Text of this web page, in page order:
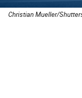
Christian Mueller/